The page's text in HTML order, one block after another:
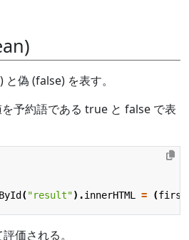
偽 (false) を表す。
予約語である true と false で表
("result").innerHTML = (
価される。